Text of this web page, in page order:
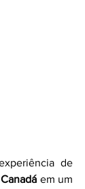
de
em um